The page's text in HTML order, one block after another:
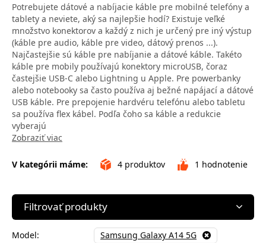
Potrebujete dátové a nabíjacie káble pre mobilné telefóny a
tablety a neviete, aký sa najlepšie hodí? Existuje veľké
množstvo konektorov a každý z nich je určený pre iný výstup
(káble pre audio, káble pre video, dátový prenos ...).
Najčastejšie sú káble pre nabíjanie a dátové káble. Takéto
káble pre mobily používajú konektory microUSB, čoraz
častejšie USB-C alebo Lightning u Apple. Pre powerbanky
alebo notebooky sa často používa aj bežné napájací a dátové
USB káble. Pre prepojenie hardvéru telefónu alebo tabletu
sa používa flex kábel. Podľa čoho sa káble a redukcie
vyberajú
Zobraziť viac
V kategórii máme: 4 produktov 1 hodnotenie
Filtrovať produkty
Model: Samsung Galaxy A14 5G